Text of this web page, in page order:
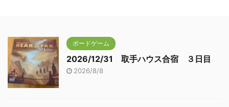
ボードゲーム
2026/12/31 取手ハウス合宿 ３日目
2026/8/8